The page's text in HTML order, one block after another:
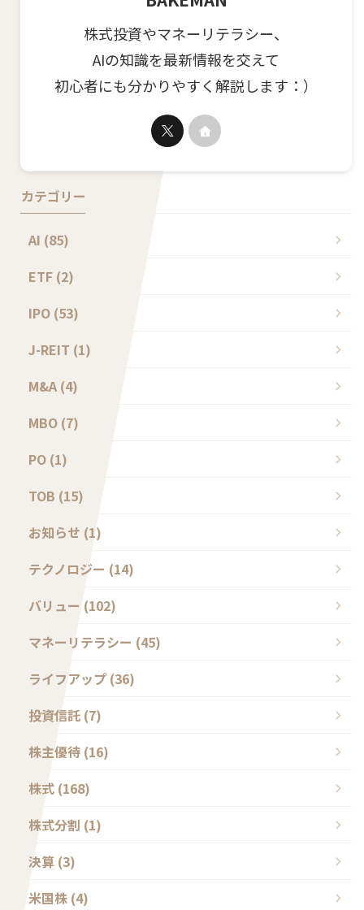
株式投資やマネーリテラシー、
AIの知識を最新情報を交えて
初心者にも分かりやすく解説します：）
カテゴリー
AI (85)
ETF (2)
IPO (53)
J-REIT (1)
M&A (4)
MBO (7)
PO (1)
TOB (15)
お知らせ (1)
テクノロジー (14)
バリュー (102)
マネーリテラシー (45)
ライフアップ (36)
投資信託 (7)
株主優待 (16)
株式 (168)
株式分割 (1)
決算 (3)
米国株 (4)